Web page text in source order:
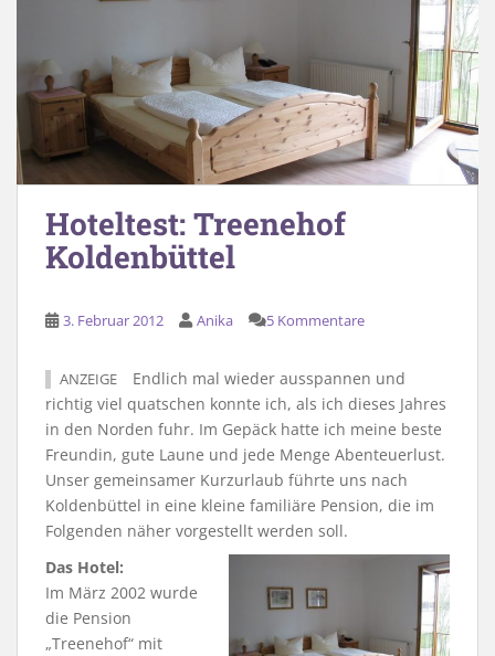
Hoteltest: Treenehof
Koldenbüttel
3. Februar 2012 Anika 5 Kommentare
ANZEIGE
Endlich mal wieder ausspannen und
richtig viel quatschen konnte ich, als ich dieses Jahres
in den Norden fuhr. Im Gepäck hatte ich meine beste
Freundin, gute Laune und jede Menge Abenteuerlust.
Unser gemeinsamer Kurzurlaub führte uns nach
Koldenbüttel in eine kleine familiäre Pension, die im
Folgenden näher vorgestellt werden soll.
Das Hotel:
Im März 2002 wurde
die Pension
„Treenehof“ mit